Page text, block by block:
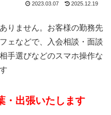
2023.03.07 2025.12.19
りません。お客様の勤務先
ェなどで、入会相談・面談
手選びなどのスマホ操作な
・出張いたします